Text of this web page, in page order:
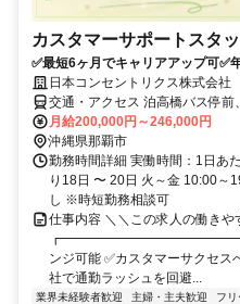
カスタマーサポートスタ
✅最短6ヶ月でキャリアアップ可✅
日本コンセントリクス株式会社
交通・アクセス 泊高橋バス停
月給200,000円～246,000円
沖縄県那覇市
勤務時間詳細 実働時間：1日あ
り18日 〜 20日 火～金 10:00
し ※時短勤務相談可
仕事内容 ＼＼この求人の働きや
ンジ可能 ✅カスタマーサクセス
社で通勤ラッシュを回避...
業界未経験者歓迎 主婦・主夫歓迎 フ